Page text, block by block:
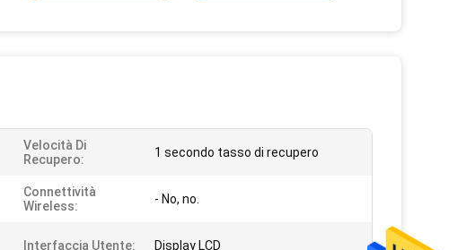
Velocità Di
Recupero:
1 secondo tasso di recupero
Connettività
Wireless:
- No, no.
Interfaccia Utente: Display LCD